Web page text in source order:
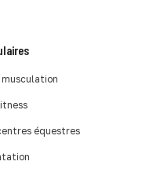
équestres